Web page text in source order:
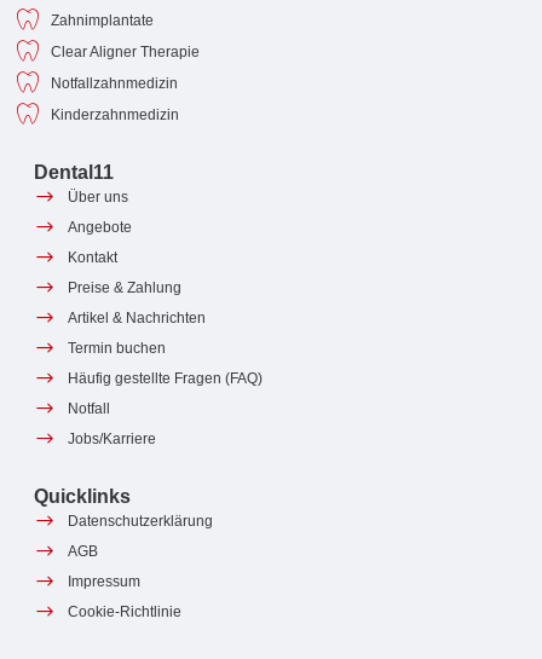
Zahnimplantate
Clear Aligner Therapie
Notfallzahnmedizin
Kinderzahnmedizin
Dental11
Über uns
Angebote
Kontakt
Preise & Zahlung
Artikel & Nachrichten
Termin buchen
Häufig gestellte Fragen (FAQ)
Notfall
Jobs/Karriere
Quicklinks
Datenschutzerklärung
AGB
Impressum
Cookie-Richtlinie